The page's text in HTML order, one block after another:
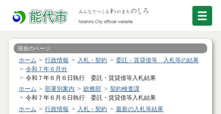
現在のページ
ホーム 行政情報 入札・契約
委託・賃貸借等 入札等の結果
令和７年６月分
令和７年６月６日執行 委託・賃貸借等入札結果
ホーム
部署別案内 総務部
契約検査課
令和７年６月６日執行 委託・賃貸借等入札結果
ホーム
行政情報 入札・契約
最新の入札等結果